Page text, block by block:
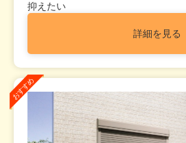
抑えたい
詳細を見る